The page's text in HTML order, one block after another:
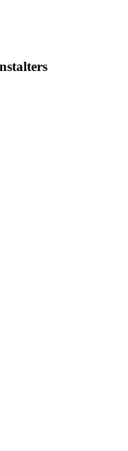
Ihren Wagen
an sechs
vor dem
61, 40474 Düsseldorf).
Es stehen keine
oder Reisemobil
zur